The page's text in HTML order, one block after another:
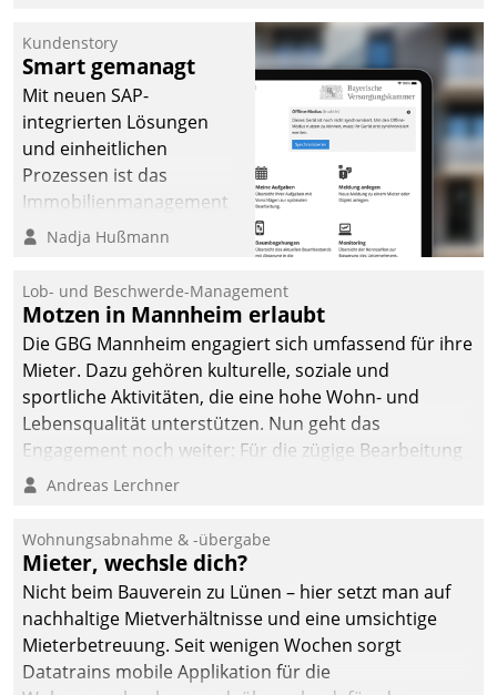
Kundenstory
Smart gemanagt
Mit neuen SAP-
integrierten Lösungen
und einheitlichen
Prozessen ist das
Immobilienmanagement
der Bayerischen
Ressort Kapitalanlage für
künftige Aufgaben und
Herausforderungen
gerüstet.
Nadja Hußmann
Lob- und Beschwerde-Management
Motzen in Mannheim erlaubt
Die GBG Mannheim engagiert sich umfassend für ihre
Mieter. Dazu gehören kulturelle, soziale und
sportliche Aktivitäten, die eine hohe Wohn- und
Lebensqualität unterstützen. Nun geht das
Engagement noch weiter: Für die zügige Bearbeitung
von Beschwerden – oder Lob – richtet das
und Beschwerde-Management einen eigenen Kanal
ein.
Andreas Lerchner
Wohnungsabnahme & -übergabe
Mieter, wechsle dich?
Nicht beim Bauverein zu Lünen – hier setzt man auf
nachhaltige Mietverhältnisse und eine umsichtige
Mieterbetreuung. Seit wenigen Wochen sorgt
Datatrains mobile Applikation für die